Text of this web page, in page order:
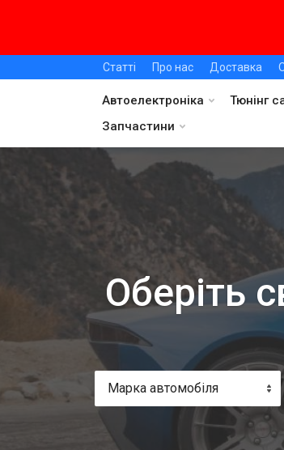
Статті Про нас Доставка
Автоелектроніка
Тюнінг
Запчастини
Оберіть
Марка автомобіля